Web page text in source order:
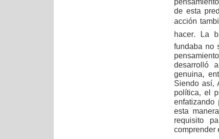
de esta
acción
hacer.
fundaba no
desarrolló
genuina,
Siendo así,
política, el
esta
requisito
comprender